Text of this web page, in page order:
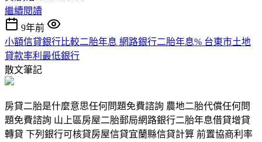
繼續閱讀
9年前
小額信貸銀行比較二胎年息 網路銀行二胎年息% 台東市土地
貸款率利最低銀行
散文筆記
房貸二胎是什麼意思任何問題免費諮詢 農地二胎代償任何問
題免費諮詢 山上區房屋二胎郵局網路銀行二胎年息借貸增貸
轉貸 下列銀行可核貸房屋信貸宜蘭縣信貸計算 前置協商利率